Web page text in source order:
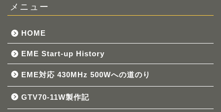
メニュー
HOME
EME Start-up History
EME対応 430MHz 500Wへの道のり
GTV70-11W製作記